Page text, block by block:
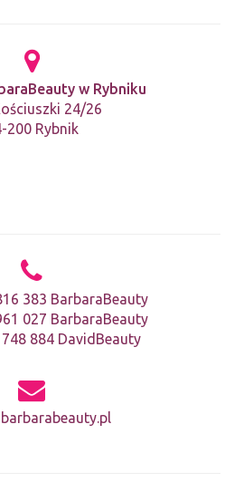
w Rybniku
24/26
200 Rybnik
383 BarbaraBeauty
027 BarbaraBeauty
884 DavidBeauty